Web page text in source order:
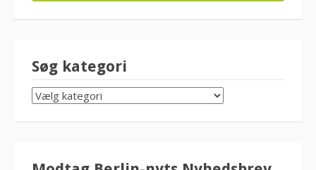
Søg kategori
SØG
KATEGORI